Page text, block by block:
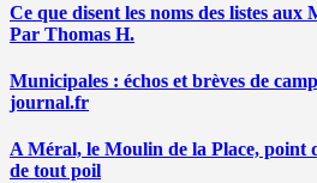
Ce que disent les noms des listes aux
Par Thomas H.
Municipales : échos et brèves de
journal.fr
A Méral, le Moulin de la Place, point
de tout poil